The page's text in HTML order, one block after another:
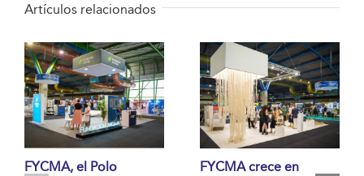
Artículos relacionados
FYCMA, el Polo
FYCMA crece en